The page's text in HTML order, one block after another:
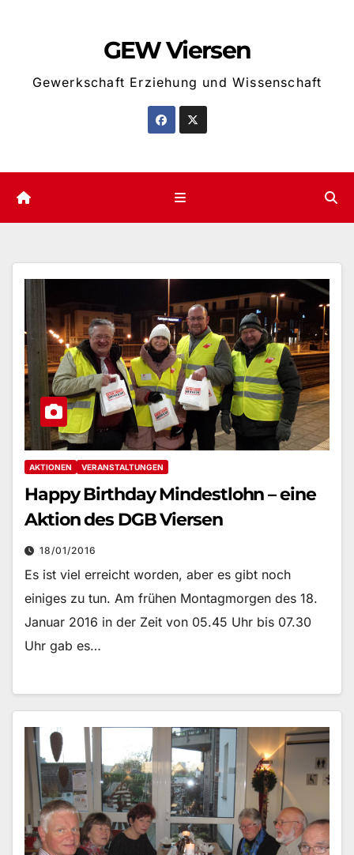
GEW Viersen
Gewerkschaft Erziehung und Wissenschaft
AKTIONEN VERANSTALTUNGEN
Happy Birthday Mindestlohn – eine
Aktion des DGB Viersen
18/01/2016
Es ist viel erreicht worden, aber es gibt noch
einiges zu tun. Am frühen Montagmorgen des 18.
Januar 2016 in der Zeit von 05.45 Uhr bis 07.30
Uhr gab es…